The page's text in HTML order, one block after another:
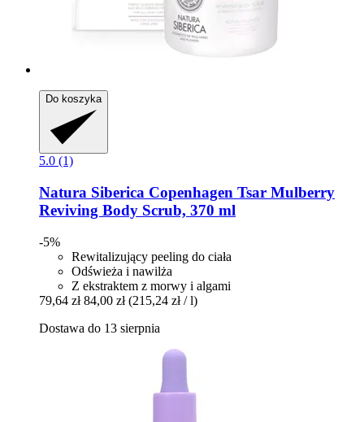
Do koszyka
5.0 (1)
Natura Siberica Copenhagen Tsar Mulberry
Reviving Body Scrub, 370 ml
-5%
Rewitalizujący peeling do ciała
Odświeża i nawilża
Z ekstraktem z morwy i algami
79,64 zł 84,00 zł (215,24 zł / l)
Dostawa do 13 sierpnia